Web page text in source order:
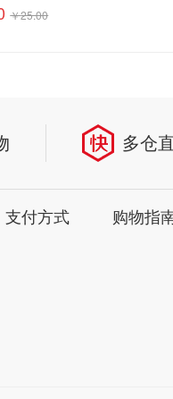
￥25.00
多仓
支付方式 购物指